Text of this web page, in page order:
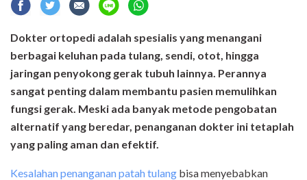
Dokter ortopedi adalah spesialis yang menangani
berbagai keluhan pada tulang, sendi, otot, hingga
jaringan penyokong gerak tubuh lainnya. Perannya
sangat penting dalam membantu pasien memulihkan
fungsi gerak. Meski ada banyak metode pengobatan
alternatif yang beredar, penanganan dokter ini tetaplah
yang paling aman dan efektif.
Kesalahan penanganan patah tulang bisa menyebabkan